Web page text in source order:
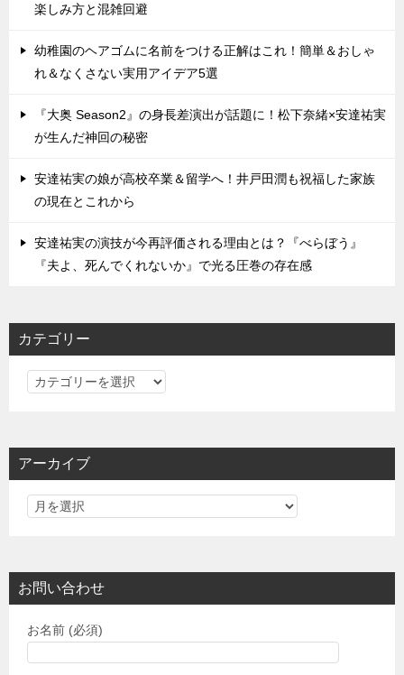
楽しみ方と混雑回避
幼稚園のヘアゴムに名前をつける正解はこれ！簡単＆おしゃ
れ＆なくさない実用アイデア5選
『大奥 Season2』の身長差演出が話題に！松下奈緒×安達祐実
が生んだ神回の秘密
安達祐実の娘が高校卒業＆留学へ！井戸田潤も祝福した家族
の現在とこれから
安達祐実の演技が今再評価される理由とは？『べらぼう』
『夫よ、死んでくれないか』で光る圧巻の存在感
カテゴリー
カ
リ
アーカイブ
お問い合わせ
お名前 (必須)